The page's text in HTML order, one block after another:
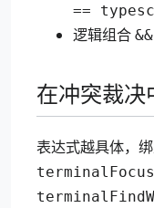
==
逻辑组合 &&
在冲突裁决
表达式越具体，